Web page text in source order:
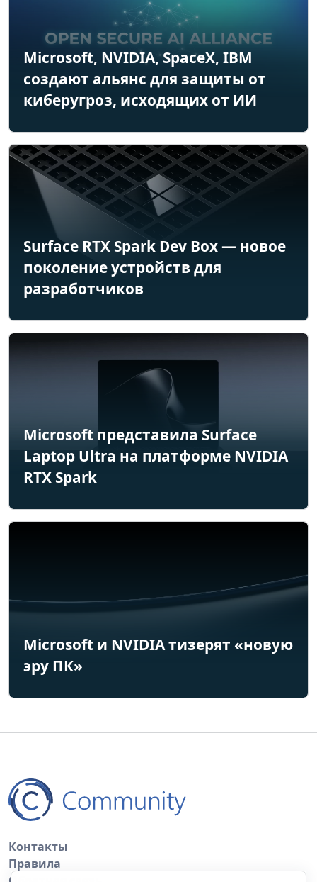
Microsoft, NVIDIA, SpaceX, IBM
создают альянс для защиты от
киберугроз, исходящих от ИИ
Surface RTX Spark Dev Box — новое
поколение устройств для
разработчиков
Microsoft представила Surface
Laptop Ultra на платформе NVIDIA
RTX Spark
Microsoft и NVIDIA тизерят «новую
эру ПК»
Контакты
Правила